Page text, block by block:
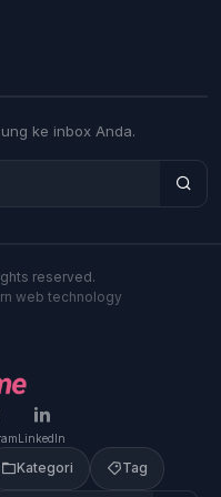
ke inbox Anda.
reserved.
web technology
LinkedIn
Kategori Tag